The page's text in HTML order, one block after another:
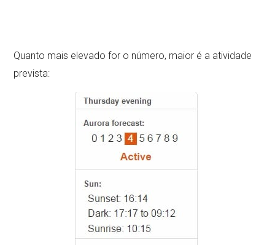
Quanto mais elevado for o número, maior é a atividade
prevista: